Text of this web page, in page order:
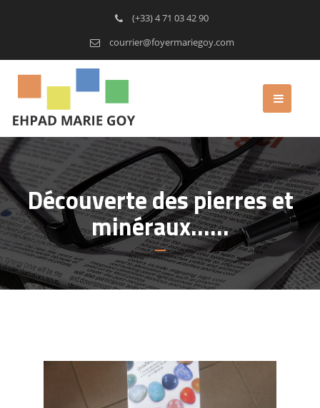
(+33) 4 71 03 42 90
courrier@foyermariegoy.com
Découverte des pierres et
minéraux……